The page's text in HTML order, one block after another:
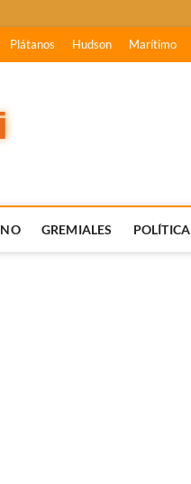
Plátanos Hudson Marítimo
GREMIALES POLÍTICA